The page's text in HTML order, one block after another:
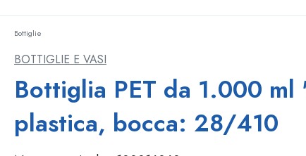
Bottiglie per marca
Bottiglie WECK
Bottiglie
BOTTIGLIE E VASI
Bottiglia PET da 1.000 ml
plastica, bocca: 28/410